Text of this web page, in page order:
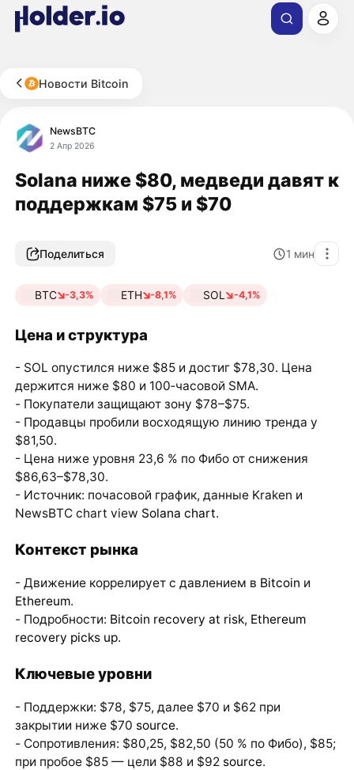
Новости Bitcoin
NewsBTC
2 Апр 2026
Solana ниже $80, медведи давят к
поддержкам $75 и $70
Поделиться 1 мин
BTC -3,3% ETH -8,1% SOL -4,1%
Цена и структура
- SOL опустился ниже $85 и достиг $78,30. Цена
держится ниже $80 и 100‑часовой SMA.
- Покупатели защищают зону $78–$75.
- Продавцы пробили восходящую линию тренда у
$81,50.
- Цена ниже уровня 23,6 % по Фибо от снижения
$86,63–$78,30.
- Источник: почасовой график, данные Kraken и
NewsBTC chart view Solana chart.
Контекст рынка
- Движение коррелирует с давлением в Bitcoin и
Ethereum.
- Подробности: Bitcoin recovery at risk, Ethereum
recovery picks up.
Ключевые уровни
- Поддержки: $78, $75, далее $70 и $62 при
закрытии ниже $70 source.
- Сопротивления: $80,25, $82,50 (50 % по Фибо), $85;
при пробое $85 — цели $88 и $92 source.